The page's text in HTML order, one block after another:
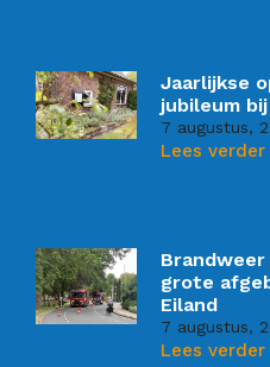
Jaarlijkse
jubileum
7 augustus,
Lees verder
grote
Eiland
7 augustus,
Lees verder